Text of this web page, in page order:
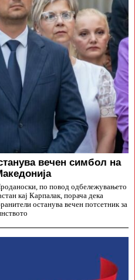
вечен симбол на
по повод одбележувањето
кај Карпалак, порача дека
останува вечен потсетник за